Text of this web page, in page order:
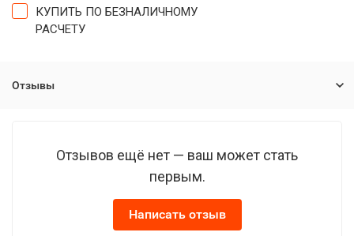
КУПИТЬ ПО БЕЗНАЛИЧНОМУ
РАСЧЕТУ
Отзывы
Отзывов ещё нет — ваш может стать
первым.
Написать отзыв